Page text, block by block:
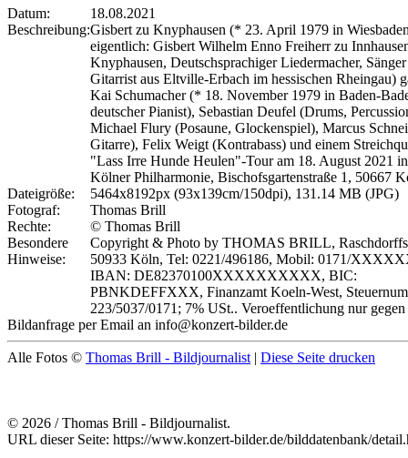
Datum:
18.08.2021
Beschreibung:Gisbert zu Knyphausen (* 23. April 1979 in
eigentlich: Gisbert Wilhelm Enno Freiherr zu
Knyphausen, Deutschsprachiger Liedermacher,
Gitarrist aus Eltville-Erbach im hessischen Rheingau)
Kai Schumacher (* 18. November 1979 in Baden-
deutscher Pianist), Sebastian Deufel (Drums,
Michael Flury (Posaune, Glockenspiel), Marcus
Gitarre), Felix Weigt (Kontrabass) und einem
"Lass Irre Hunde Heulen"-Tour am 18. August 2021
Kölner Philharmonie, Bischofsgartenstraße 1, 50667
Dateigröße:
5464x8192px (93x139cm/150dpi), 131.14 MB (JPG)
Fotograf:
Thomas Brill
Rechte:
© Thomas Brill
Besondere
Hinweise:
Copyright & Photo by THOMAS BRILL,
50933 Köln, Tel: 0221/496186, Mobil: 0171/
IBAN: DE82370100XXXXXXXXXX, BIC:
PBNKDEFFXXX, Finanzamt Koeln-West,
223/5037/0171; 7% USt.. Veroeffentlichung nur
Bildanfrage per Email an info@konzert-bilder.de
Alle Fotos © Thomas Brill - Bildjournalist | Diese Seite drucken
© 2026 / Thomas Brill - Bildjournalist.
URL dieser Seite: https://www.konzert-bilder.de/bilddatenbank/